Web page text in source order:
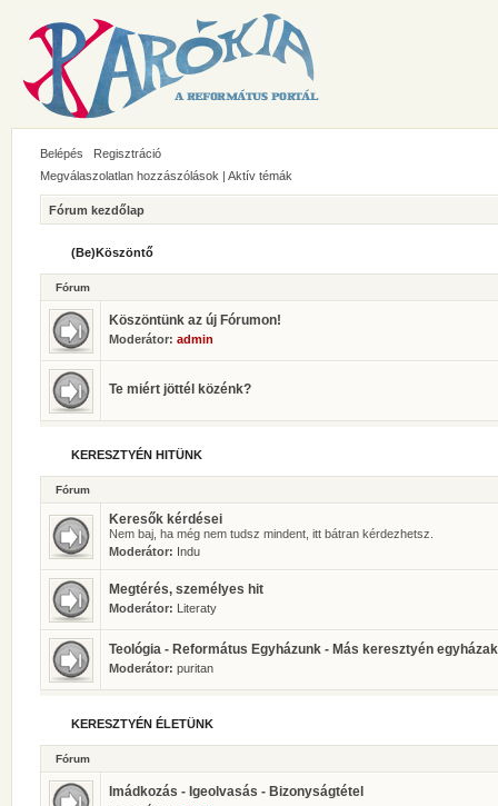
Belépés
Regisztráció
Megválaszolatlan hozzászólások | Aktív témák
Fórum kezdőlap
(Be)Köszöntő
Fórum
Köszöntünk az új Fórumon!
Moderátor: admin
Te miért jöttél közénk?
KERESZTYÉN HITÜNK
Fórum
Keresők kérdései
Nem baj, ha még nem tudsz mindent, itt bátran kérdezhetsz.
Moderátor: Indu
Megtérés, személyes hit
Moderátor: Literaty
Teológia - Református Egyházunk - Más keresztyén egyházak
Moderátor: puritan
KERESZTYÉN ÉLETÜNK
Fórum
Imádkozás - Igeolvasás - Bizonyságtétel